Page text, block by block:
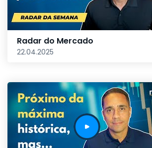
Radar do Mercado
22.04.2025